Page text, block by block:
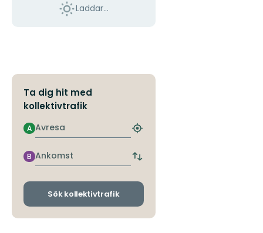
Laddar...
Ta dig hit med
kollektivtrafik
Avresa
A
Hitta
hållplats
Ankomst
B
Byt
och
Sök kollektivtrafik